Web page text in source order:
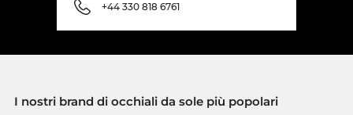
+44 330 818 6761
I nostri brand di occhiali da sole più popolari